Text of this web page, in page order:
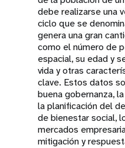
debe realizarse una
ciclo que se
genera una gran
como el número de
espacial, su edad y
vida y otras
clave. Estos datos
buena gobernanza,
la planificación del
de bienestar social,
mercados
mitigación y